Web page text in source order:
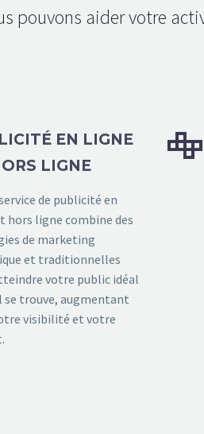
pouvons aider votre
EN LIGNE
LIGNE
de publicité en
hors ligne combine des
de marketing
et traditionnelles
votre public idéal
se trouve, augmentant
visibilité et votre

